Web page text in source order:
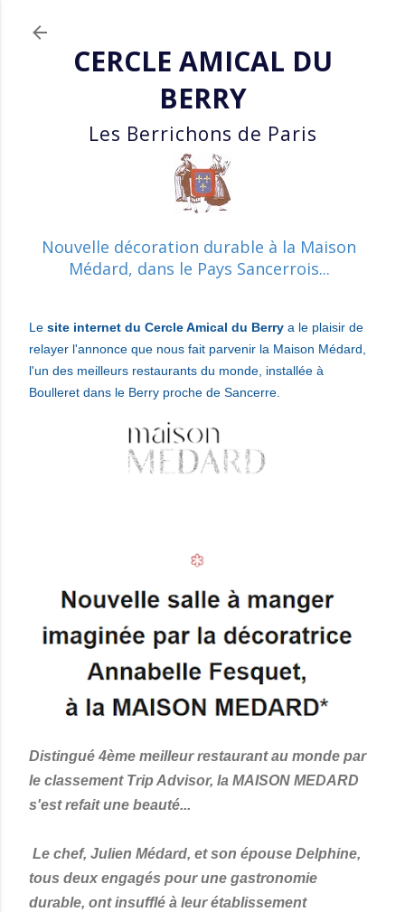
CERCLE AMICAL DU
BERRY
Les Berrichons de Paris
Nouvelle décoration durable à la Maison
Médard, dans le Pays Sancerrois...
Le site internet du Cercle Amical du Berry a le plaisir de
relayer l'annonce que nous fait parvenir la Maison Médard,
l'un des meilleurs restaurants du monde, installée à
Boulleret dans le Berry proche de Sancerre.
Distingué 4ème meilleur restaurant au monde par
le classement Trip Advisor, la MAISON MEDARD
s'est refait une beauté...
Le chef, Julien Médard, et son épouse Delphine,
tous deux engagés pour une gastronomie
durable, ont insufflé à leur établissement